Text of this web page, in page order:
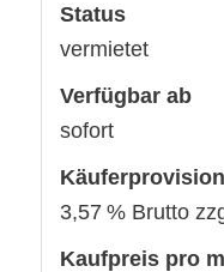
Status
vermietet
Verfügbar ab
sofort
Käufer­provision
3,57 % Brutto
Kaufpreis pro